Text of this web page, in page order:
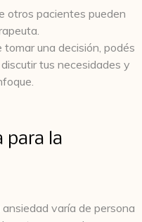
otros pacientes pueden
una decisión, podés
tus necesidades y
para la
varía de persona